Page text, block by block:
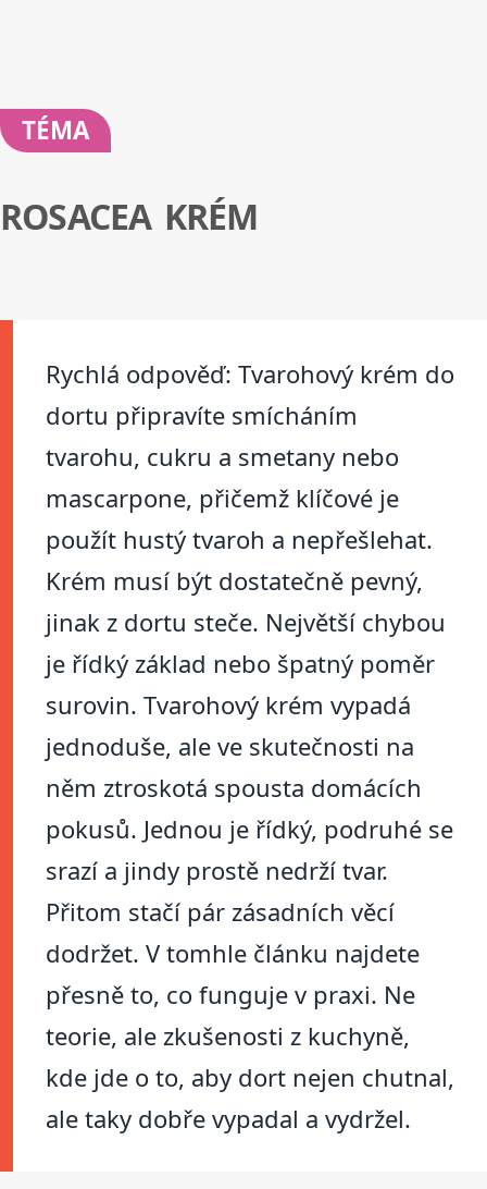
TÉMA
ROSACEA KRÉM
Rychlá odpověď: Tvarohový krém do
dortu připravíte smícháním
tvarohu, cukru a smetany nebo
mascarpone, přičemž klíčové je
použít hustý tvaroh a nepřešlehat.
Krém musí být dostatečně pevný,
jinak z dortu steče. Největší chybou
je řídký základ nebo špatný poměr
surovin. Tvarohový krém vypadá
jednoduše, ale ve skutečnosti na
něm ztroskotá spousta domácích
pokusů. Jednou je řídký, podruhé se
srazí a jindy prostě nedrží tvar.
Přitom stačí pár zásadních věcí
dodržet. V tomhle článku najdete
přesně to, co funguje v praxi. Ne
teorie, ale zkušenosti z kuchyně,
kde jde o to, aby dort nejen chutnal,
ale taky dobře vypadal a vydržel.